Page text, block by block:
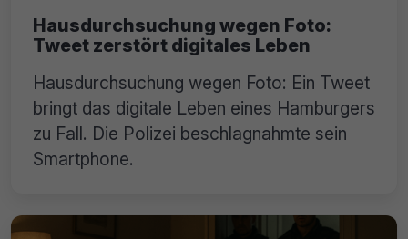
Hausdurchsuchung wegen Foto:
Tweet zerstört digitales Leben
Hausdurchsuchung wegen Foto: Ein Tweet
bringt das digitale Leben eines Hamburgers
zu Fall. Die Polizei beschlagnahmte sein
Smartphone.